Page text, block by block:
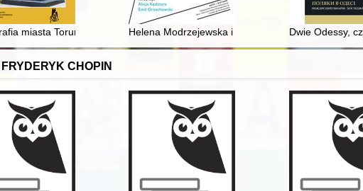
miasta Torunia za rok 2019 wraz z uzupełnieniami
Helena Modrzejewska i suflerzy, czyli Gwiazda i
Dwie Odessy,
FRYDERYK CHOPIN